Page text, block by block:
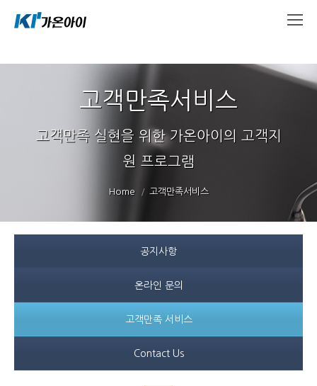
고객만족서비스
고객만족 실현을 위한 가온아이의 고객지
원 프로그램
Home 고객만족서비스
공지사항
온라인 문의
고객만족 서비스
Contact Us